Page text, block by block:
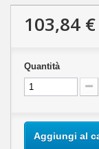
103,84 €
Quantità
Aggiungi al